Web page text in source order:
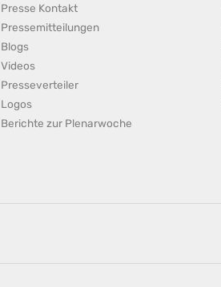
Presse Kontakt
Pressemitteilungen
Blogs
Videos
Presseverteiler
Logos
Berichte zur Plenarwoche